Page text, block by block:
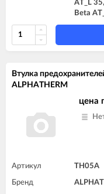
AT_L
Beta
Втулка
ALPHATHERM
цена
Артикул TH05A
Бренд